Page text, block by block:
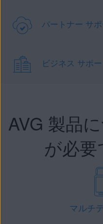
パートナー サポ
ビジネス サポー
AVG 製品
が必要
マルチ